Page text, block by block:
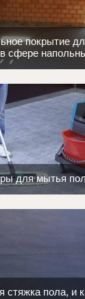
покрытие
сфере
для мытья
стяжка пола, и